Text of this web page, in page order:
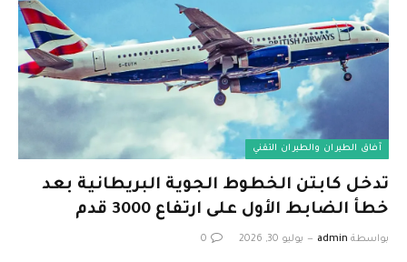
آفاق الطيران والطيران التقني
تدخل كابتن الخطوط الجوية البريطانية بعد
خطأ الضابط الأول على ارتفاع 3000 قدم
بواسطة admin يوليو 30, 2026 0